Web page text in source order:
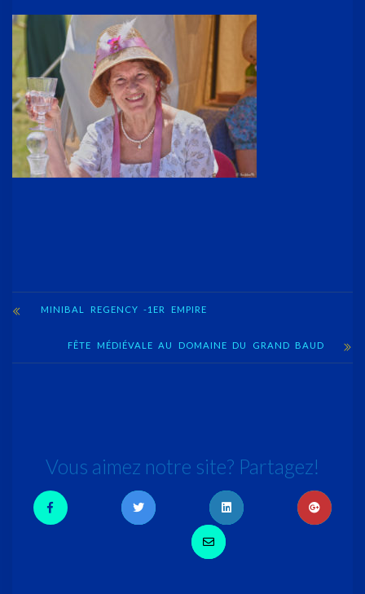
MINIBAL REGENCY -1ER EMPIRE
FÊTE MÉDIÉVALE AU DOMAINE DU GRAND BAUD
Vous aimez notre site? Partagez!